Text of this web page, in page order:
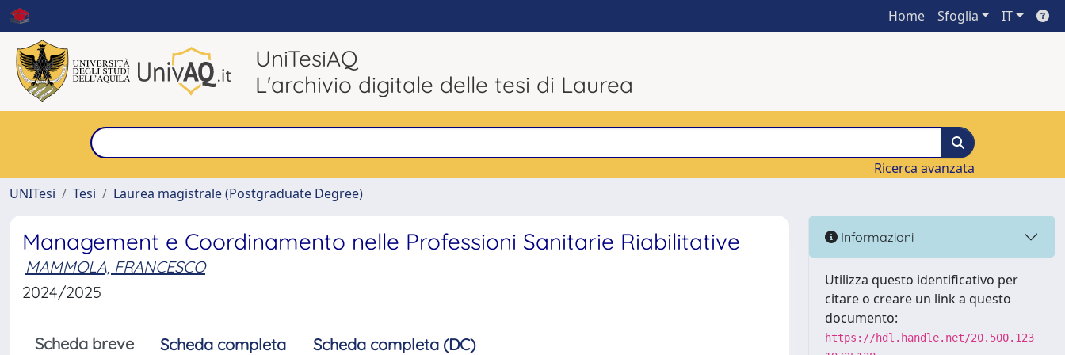
Home Sfoglia IT
UniTesiAQ
L'archivio digitale delle tesi di Laurea
Ricerca avanzata
UNITesi
Tesi Laurea magistrale (Postgraduate Degree)
Management e Coordinamento nelle Professioni Sanitarie Riabilitative
MAMMOLA, FRANCESCO
2024/2025
Scheda breve Scheda completa Scheda completa (DC)
Informazioni
Utilizza questo identificativo per
citare o creare un link a questo
documento:
https://hdl.handle.net/20.500.123